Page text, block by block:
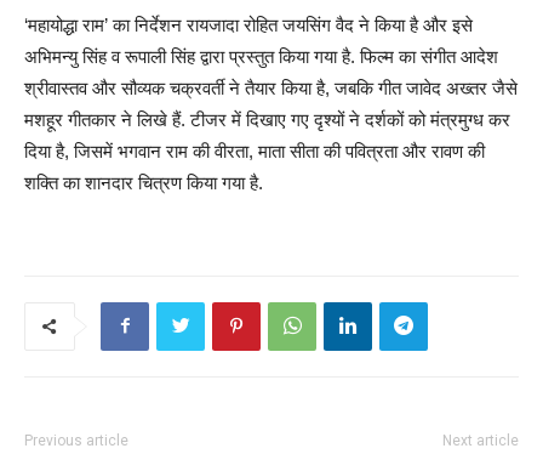
‘महायोद्धा राम’ का निर्देशन रायजादा रोहित जयसिंग वैद ने किया है और इसे
अभिमन्यु सिंह व रूपाली सिंह द्वारा प्रस्तुत किया गया है. फिल्म का संगीत आदेश
श्रीवास्तव और सौव्यक चक्रवर्ती ने तैयार किया है, जबकि गीत जावेद अख्तर जैसे
मशहूर गीतकार ने लिखे हैं. टीजर में दिखाए गए दृश्यों ने दर्शकों को मंत्रमुग्ध कर
दिया है, जिसमें भगवान राम की वीरता, माता सीता की पवित्रता और रावण की
शक्ति का शानदार चित्रण किया गया है.
Previous article Next article